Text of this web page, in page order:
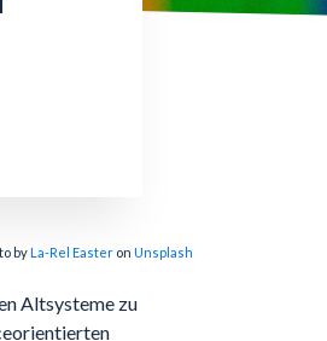
by La-Rel Easter on Unsplash
Altsysteme zu